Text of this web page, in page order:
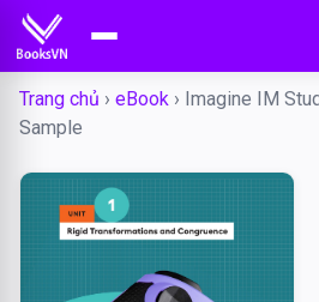
Trang chủ › eBook › Imagine IM
Sample